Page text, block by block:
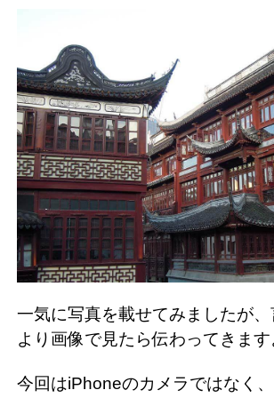
一気に写真を載せてみましたが
より画像で見たら伝わってきます
今回はiPhoneのカメラではなく